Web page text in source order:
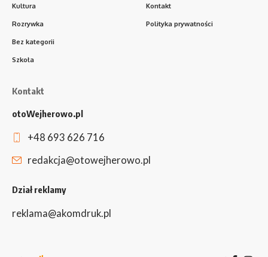
Kultura
Rozrywka
Bez kategorii
Szkoła
Kontakt
Polityka prywatności
Kontakt
otoWejherowo.pl
+48 693 626 716
redakcja@otowejherowo.pl
Dział reklamy
reklama@akomdruk.pl